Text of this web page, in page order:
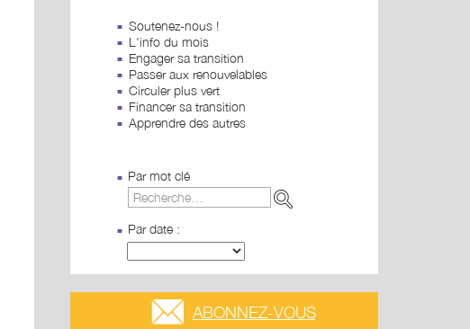
Soutenez-nous !
L'info du mois
Engager sa transition
Passer aux renouvelables
Circuler plus vert
Financer sa transition
Apprendre des autres
Par mot clé
Par date :
ABONNEZ-VOUS